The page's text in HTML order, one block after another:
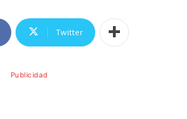
Twitter
Publicidad